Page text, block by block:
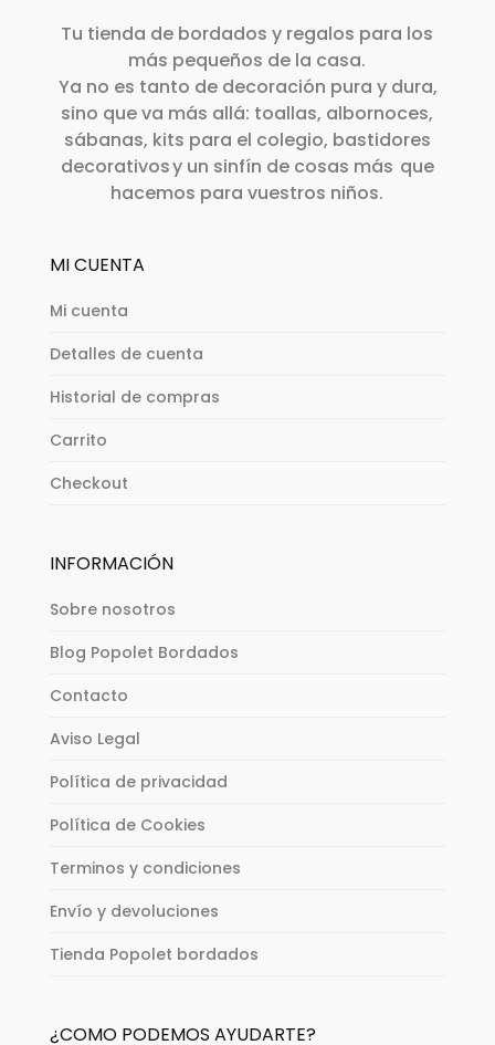
Tu tienda de bordados y regalos para los
más pequeños de la casa.
Ya no es tanto de decoración pura y dura,
sino que va más allá: toallas, albornoces,
sábanas, kits para el colegio, bastidores
decorativos y un sinfín de cosas más que
hacemos para vuestros niños.
MI CUENTA
Mi cuenta
Detalles de cuenta
Historial de compras
Carrito
Checkout
INFORMACIÓN
Sobre nosotros
Blog Popolet Bordados
Contacto
Aviso Legal
Política de privacidad
Política de Cookies
Terminos y condiciones
Envío y devoluciones
Tienda Popolet bordados
¿COMO PODEMOS AYUDARTE?